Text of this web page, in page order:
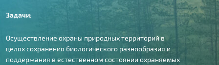
Задачи:
Осуществление охраны природных территорий в
целях сохранения биологического разнообразия и
поддержания в естественном состоянии охраняемых